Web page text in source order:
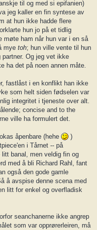
til og med si epifanien)
jeg kaller en fin syntese av
at hun ikke hadde flere
hun jo på et tidlig
møte ham når hun var i en så
mye toh; hun ville vente til hun
Og jeg vet ikke
ha det på noen annen måte.
fastlåst i en konflikt han ikke
som helt siden fødselen var
integritet i tjeneste over alt.
concise and to the
ville ha formulert det.
åpenbare (hehe
)
i Tårnet -- på
banal, men veldig fin og
med å bli Richard Rahl, fant
også den gode gamle
å avspise denne scena med
litt for enkel og overfladisk
seanchanerne ikke angrep
som var opprørerleiren, må